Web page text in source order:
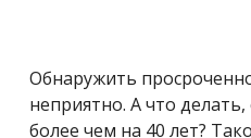
Обнаружить
неприятно. А что делать,
более чем на 40 лет?